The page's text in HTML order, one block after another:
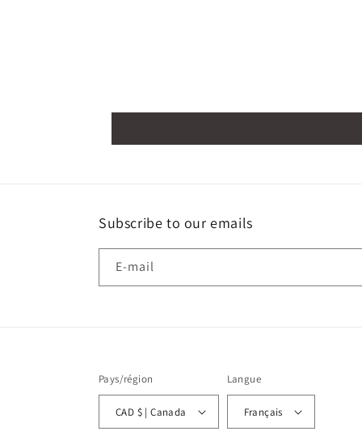
Subscribe to our emails
E-mail
Pays/région
CAD $ | Canada
Langue
Français